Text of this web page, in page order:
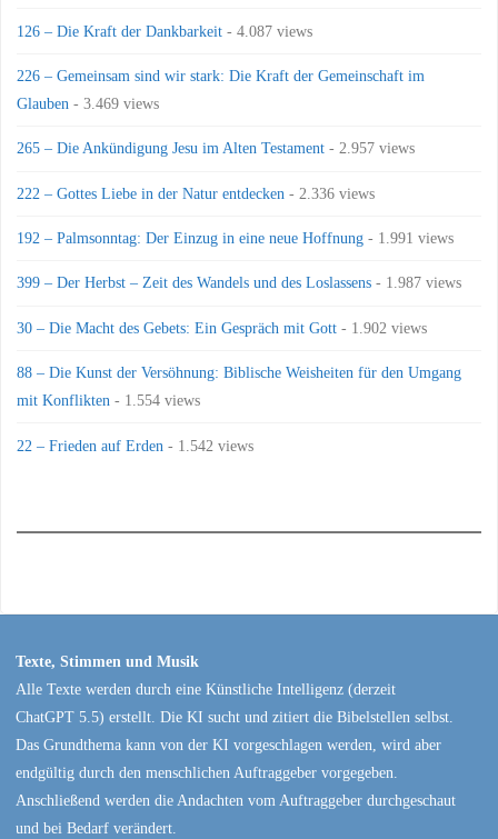
126 – Die Kraft der Dankbarkeit - 4.087 views
226 – Gemeinsam sind wir stark: Die Kraft der Gemeinschaft im
Glauben - 3.469 views
265 – Die Ankündigung Jesu im Alten Testament - 2.957 views
222 – Gottes Liebe in der Natur entdecken - 2.336 views
192 – Palmsonntag: Der Einzug in eine neue Hoffnung - 1.991 views
399 – Der Herbst – Zeit des Wandels und des Loslassens - 1.987 views
30 – Die Macht des Gebets: Ein Gespräch mit Gott - 1.902 views
88 – Die Kunst der Versöhnung: Biblische Weisheiten für den Umgang
mit Konflikten - 1.554 views
22 – Frieden auf Erden - 1.542 views
Texte, Stimmen und Musik
Alle Texte werden durch eine Künstliche Intelligenz (derzeit
ChatGPT 5.5) erstellt. Die KI sucht und zitiert die Bibelstellen selbst.
Das Grundthema kann von der KI vorgeschlagen werden, wird aber
endgültig durch den menschlichen Auftraggeber vorgegeben.
Anschließend werden die Andachten vom Auftraggeber durchgeschaut
und bei Bedarf verändert.